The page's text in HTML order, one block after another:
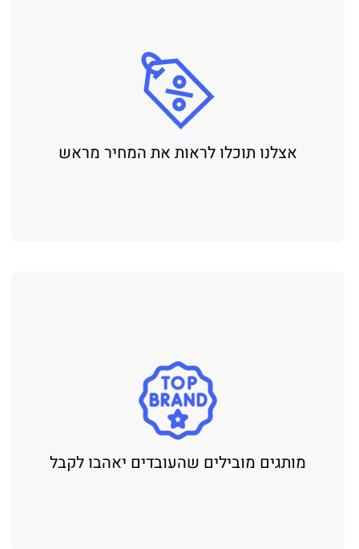
אצלנו תוכלו לראות את המחיר מראש
מותגים מובילים שהעובדים יאהבו לקבל